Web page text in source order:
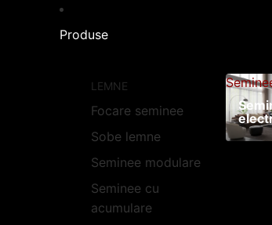
Produse
LEMNE
Focare seminee
Sobe lemne
Seminee modulare
Seminee cu
acumulare